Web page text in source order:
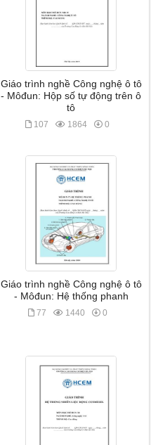
Giáo trình nghề Công nghệ ô tô
- Môđun: Hộp số tự động trên ô
tô
107 1864 0
Giáo trình nghề Công nghệ ô tô
- Môđun: Hệ thống phanh
77 1440 0